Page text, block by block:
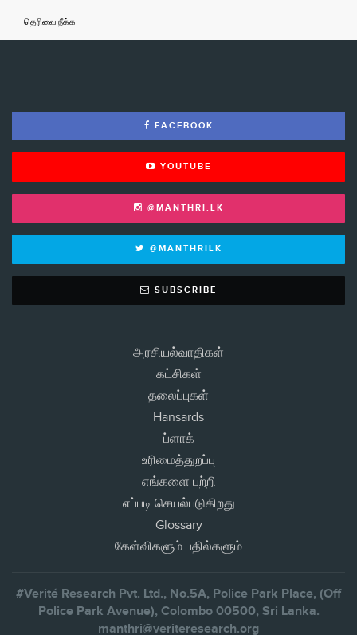
தெரிவை நீக்க
FACEBOOK
YOUTUBE
@MANTHRI.LK
@MANTHRILK
SUBSCRIBE
அரசியல்வாதிகள்
கட்சிகள்
தலைப்புகள்
Hansards
ப்ளாக்
உரிமைத்துறப்பு
எங்களை பற்றி
எப்படி செயல்படுகிறது
Glossary
கேள்விகளும் பதில்களும்
#Verité Research Pvt. Ltd., No.5A, Police Park Place, (Off
Police Park Avenue), Colombo 00500, Sri Lanka.
manthri@veriteresearch.org